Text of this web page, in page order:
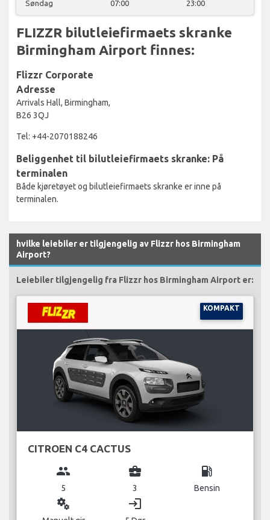
Søndag 07:00 23:00
FLIZZR bilutleiefirmaets skranke
Birmingham Airport finnes:
Flizzr Corporate
Adresse
Arrivals Hall, Birmingham,
B26 3QJ
Tel: +44-2070188246
Beliggenhet til bilutleiefirmaets skranke: På
terminalen
Både kjøretøyet og bilutleiefirmaets skranke er inne på
terminalen.
hvilke leiebiler er tilgjengelig av Flizzr hos Birmingham
Airport?
Leiebiler tilgjengelig fra Flizzr hos Birmingham Airport er:
KOMPAKT
CITROEN C4 CACTUS
group
5
business_center
3
local_gas_station
Bensin
miscellaneous_services login